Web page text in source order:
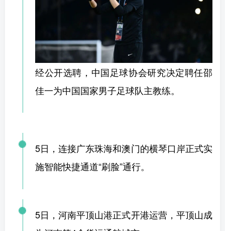
经公开选聘，中国足球协会研究决定聘任邵
佳一为中国国家男子足球队主教练。
5日，连接广东珠海和澳门的横琴口岸正式实
施智能快捷通道“刷脸”通行。
5日，河南平顶山港正式开港运营，平顶山成